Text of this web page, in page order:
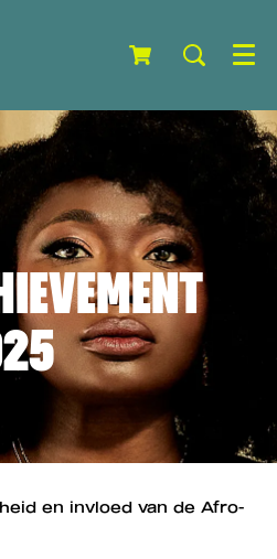
Menu
en invloed van de Afro-